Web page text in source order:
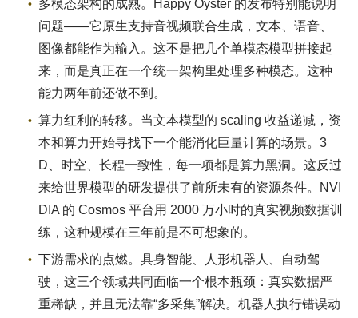
多模态架构的成熟。Happy Oyster 的发布特别能说明
问题——它原生支持音视频联合生成，文本、语音、
图像都能作为输入。这不是把几个单模态模型拼接起
来，而是真正在一个统一架构里处理多种模态。这种
能力两年前还做不到。
算力红利的转移。当文本模型的 scaling 收益递减，资
本和算力开始寻找下一个能消化巨量计算的场景。3
D、时空、长程一致性，每一项都是算力黑洞。这反过
来给世界模型的研发提供了前所未有的资源条件。NVI
DIA 的 Cosmos 平台用 2000 万小时的真实视频数据训
练，这种规模在三年前是不可想象的。
下游需求的点燃。具身智能、人形机器人、自动驾
驶，这三个领域共同面临一个根本瓶颈：真实数据严
重稀缺，并且无法靠“多采集”解决。机器人执行错误动